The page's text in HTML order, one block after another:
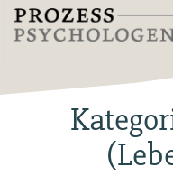
Zum
Inhalt